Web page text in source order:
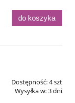
do koszyka
Dostępność:4 szt
Wysyłka w:3 dni